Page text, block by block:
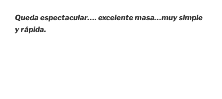
Queda espectacular…. excelente masa…muy simple
y rápida.